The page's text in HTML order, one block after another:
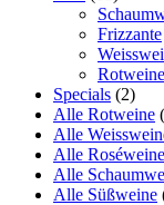
Frizzante
Rotweine
Specials (2)
Alle Rotweine
Alle
Alle Roséweine
Alle
Alle Süßweine